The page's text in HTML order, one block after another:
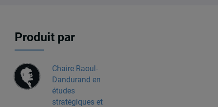
Produit par
Chaire Raoul-
Dandurand en
études
stratégiques et